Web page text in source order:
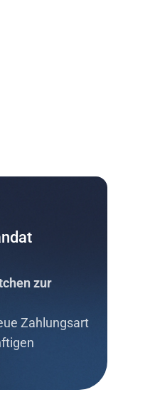
zur
Zahlungsart